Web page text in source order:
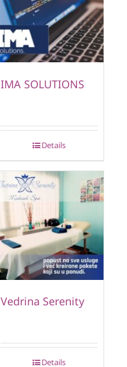
IMA SOLUTIONS
Details
Vedrina Serenity
Details